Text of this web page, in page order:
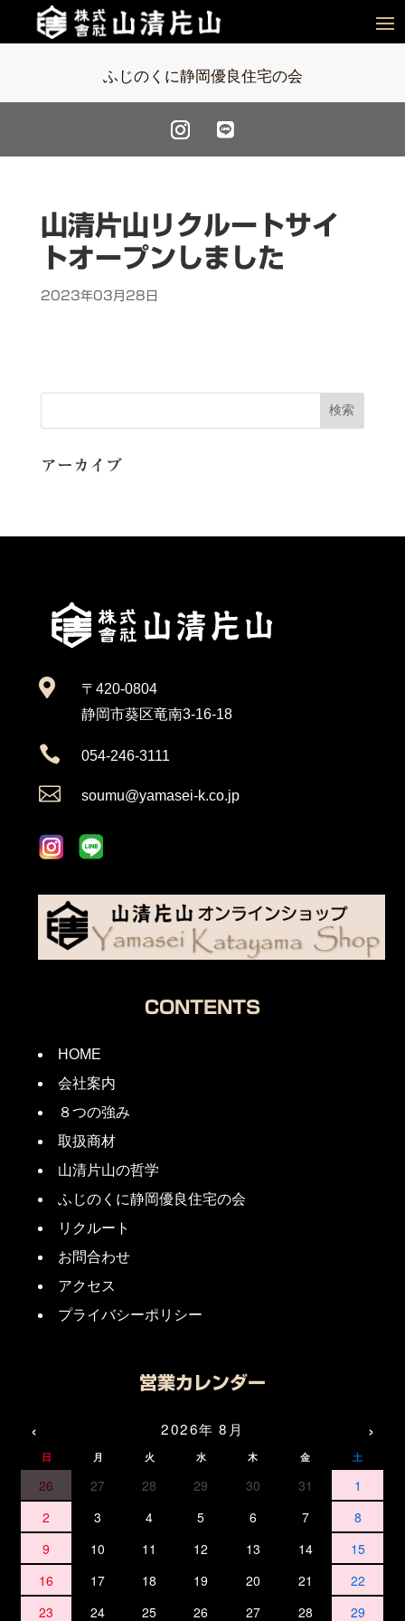
ふじのくに静岡優良住宅の会
山清片山リクルートサイ
トオープンしました
2023年03月28日
アーカイブ

〒420-0804
静岡市葵区竜南3-16-18
 054-246-3111
 soumu@yamasei-k.co.jp
CONTENTS
HOME
会社案内
８つの強み
取扱商材
山清片山の哲学
ふじのくに静岡優良住宅の会
リクルート
お問合わせ
アクセス
プライバシーポリシー
営業カレンダー
‹ 2026年 8月 ›
日 月 火 水 木 金 土
26 27 28 29 30 31
1
2
3 4 5 6 7
8
9
10 11 12 13 14
15
16
17 18 19 20 21
22
23
24 25 26 27 28 29